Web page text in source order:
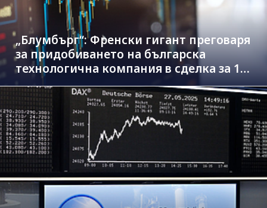
„Блумбърг“: Френски гигант преговаря
за придобиването на българска
технологична компания в сделка за 1.3
млрд. евро